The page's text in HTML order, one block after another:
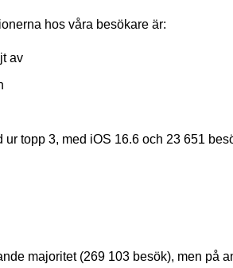
hos våra besökare är:
av
ur topp 3, med iOS 16.6 och 23 651
majoritet (269 103 besök), men på